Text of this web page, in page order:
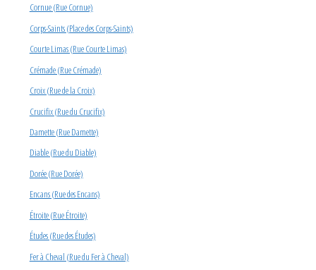
Cornue (Rue Cornue)
Corps-Saints (Place des Corps-Saints)
Courte Limas (Rue Courte Limas)
Crémade (Rue Crémade)
Croix (Rue de la Croix)
Crucifix (Rue du Crucifix)
Damette (Rue Damette)
Diable (Rue du Diable)
Dorée (Rue Dorée)
Encans (Rue des Encans)
Étroite (Rue Étroite)
Études (Rue des Études)
Fer à Cheval (Rue du Fer à Cheval)